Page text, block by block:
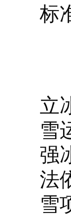
标
立
雪
强
法
雪